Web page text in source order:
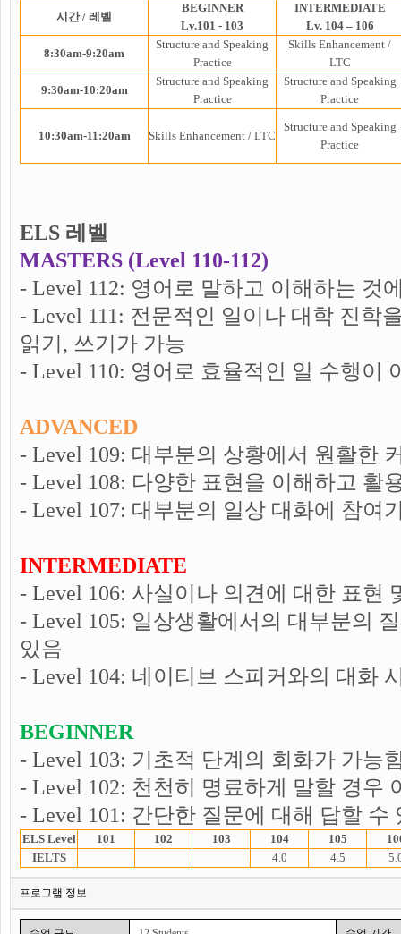
시간 / 레벨
BEGINNER
Lv.101 - 103
INTERMEDIATE
Lv. 104 – 106
8:30am-9:20am
Structure and Speaking
Practice
Skills Enhancement /
LTC
9:30am-10:20am
Structure and Speaking
Practice
Structure and Speaking
Practice
10:30am-11:20am Skills Enhancement / LTC
Structure and Speaking
Practice
ELS 레벨
MASTERS (Level 110-112)
- Level 112: 영어로 말하고 이해하는 것
- Level 111: 전문적인 일이나 대학 진학
읽기, 쓰기가 가능
- Level 110: 영어로 효율적인 일 수행이
ADVANCED
- Level 109: 대부분의 상황에서 원활한
- Level 108: 다양한 표현을 이해하고 활
- Level 107: 대부분의 일상 대화에 참여
INTERMEDIATE
- Level 106: 사실이나 의견에 대한 표현
- Level 105: 일상생활에서의 대부분의
있음
- Level 104: 네이티브 스피커와의 대화
BEGINNER
- Level 103: 기초적 단계의 회화가 가능
- Level 102: 천천히 명료하게 말할 경우
- Level 101: 간단한 질문에 대해 답할 수
ELS Level 101 102 103 104 105
IELTS
4.0 4.5
프로그램 정보